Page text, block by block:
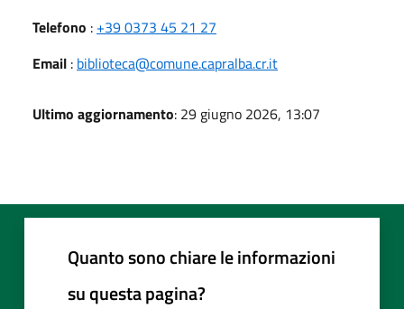
Telefono : +39 0373 45 21 27
Email : biblioteca@comune.capralba.cr.it
Ultimo aggiornamento: 29 giugno 2026, 13:07
Quanto sono chiare le informazioni
su questa pagina?